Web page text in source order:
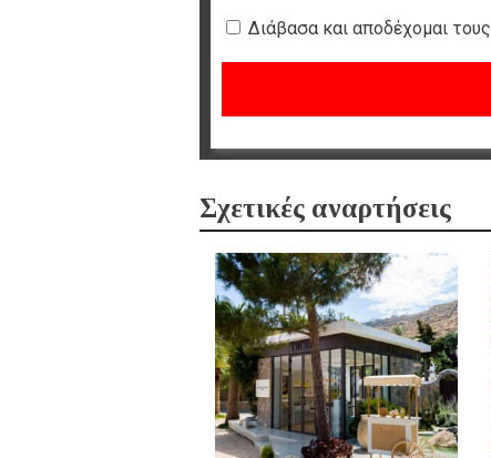
Διάβασα και αποδέχομαι τους
Σχετικές αναρτήσεις